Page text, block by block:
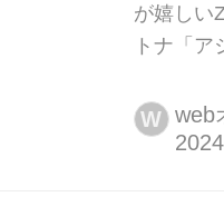
が嬉しい
トナ「ア
社の注目
はデイト
W web